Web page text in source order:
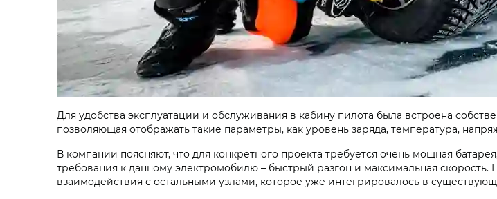
Для удобства эксплуатации и обслуживания в кабину пилота была встроена
позволяющая отображать такие параметры, как уровень заряда, температура,
В компании поясняют, что для конкретного проекта требуется очень мощная
требования к данному электромобилю – быстрый разгон и максимальная
взаимодействия с остальными узлами, которое уже интегрировалось в